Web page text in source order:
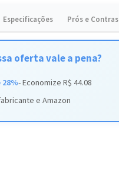
Especificações Prós e Contras
oferta vale a pena?
- Economize R$ 44.08
e Amazon